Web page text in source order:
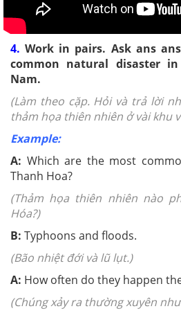
4.Work in pairs. Ask ans
common natural disaster
Nam.
(Làm theo cặp. Hỏi và trả lời
thảm họa thiên nhiên ở vài khu
Example:
A: Which are the most
Thanh Hoa?
(Thảm họa thiên nhiên nào
Hóa?)
B: Typhoons and floods.
(Bão nhiệt đới và lũ lụt.)
A: How often do they happen
(Chúng xảy ra thường xuyên